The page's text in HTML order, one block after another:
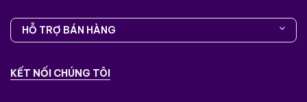
chính xác, với khối đệm tay để hoàn thiện
đồng đều, hoặc trên máy chà nhám để bao
HỖ TRỢ BÁN HÀNG
KẾT NỐI CHÚNG TÔI